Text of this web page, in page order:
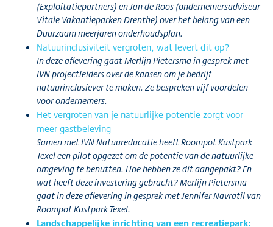
(Exploitatiepartners) en Jan de Roos (ondernemersadviseur
Vitale Vakantieparken Drenthe) over het belang van een
Duurzaam meerjaren onderhoudsplan.
Natuurinclusiviteit vergroten, wat levert dit op?
In deze aflevering gaat Merlijn Pietersma in gesprek met
IVN projectleiders over de kansen om je bedrijf
natuurinclusiever te maken. Ze bespreken vijf voordelen
voor ondernemers.
Het vergroten van je natuurlijke potentie zorgt voor
meer gastbeleving
Samen met IVN Natuureducatie heeft Roompot Kustpark
Texel een pilot opgezet om de potentie van de natuurlijke
omgeving te benutten. Hoe hebben ze dit aangepakt? En
wat heeft deze investering gebracht? Merlijn Pietersma
gaat in deze aflevering in gesprek met Jennifer Navratil van
Roompot Kustpark Texel.
Landschappelijke inrichting van een recreatiepark: